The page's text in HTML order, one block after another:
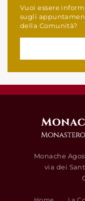
Vuoi essere
sugli
della Comunità?
Monache
via dei